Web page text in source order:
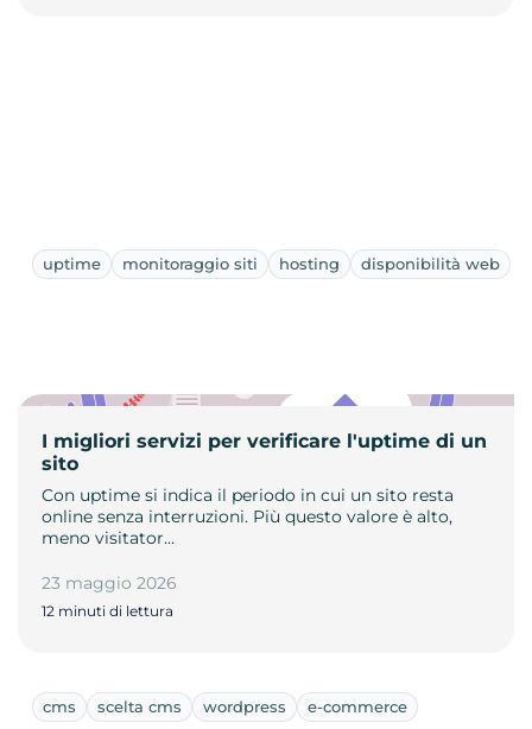
uptime monitoraggio siti hosting disponibilità web
I migliori servizi per verificare l'uptime di un
sito
Con uptime si indica il periodo in cui un sito resta
online senza interruzioni. Più questo valore è alto,
meno visitator…
23 maggio 2026
12 minuti di lettura
cms scelta cms wordpress e-commerce